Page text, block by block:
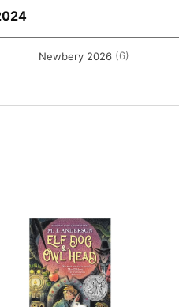
Newbery 2026 (6)